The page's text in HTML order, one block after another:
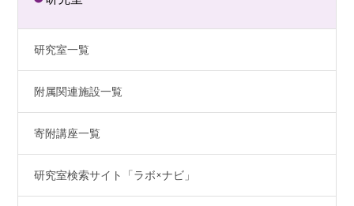
研究室一覧
附属関連施設一覧
寄附講座一覧
研究室検索サイト「ラボ×ナビ」